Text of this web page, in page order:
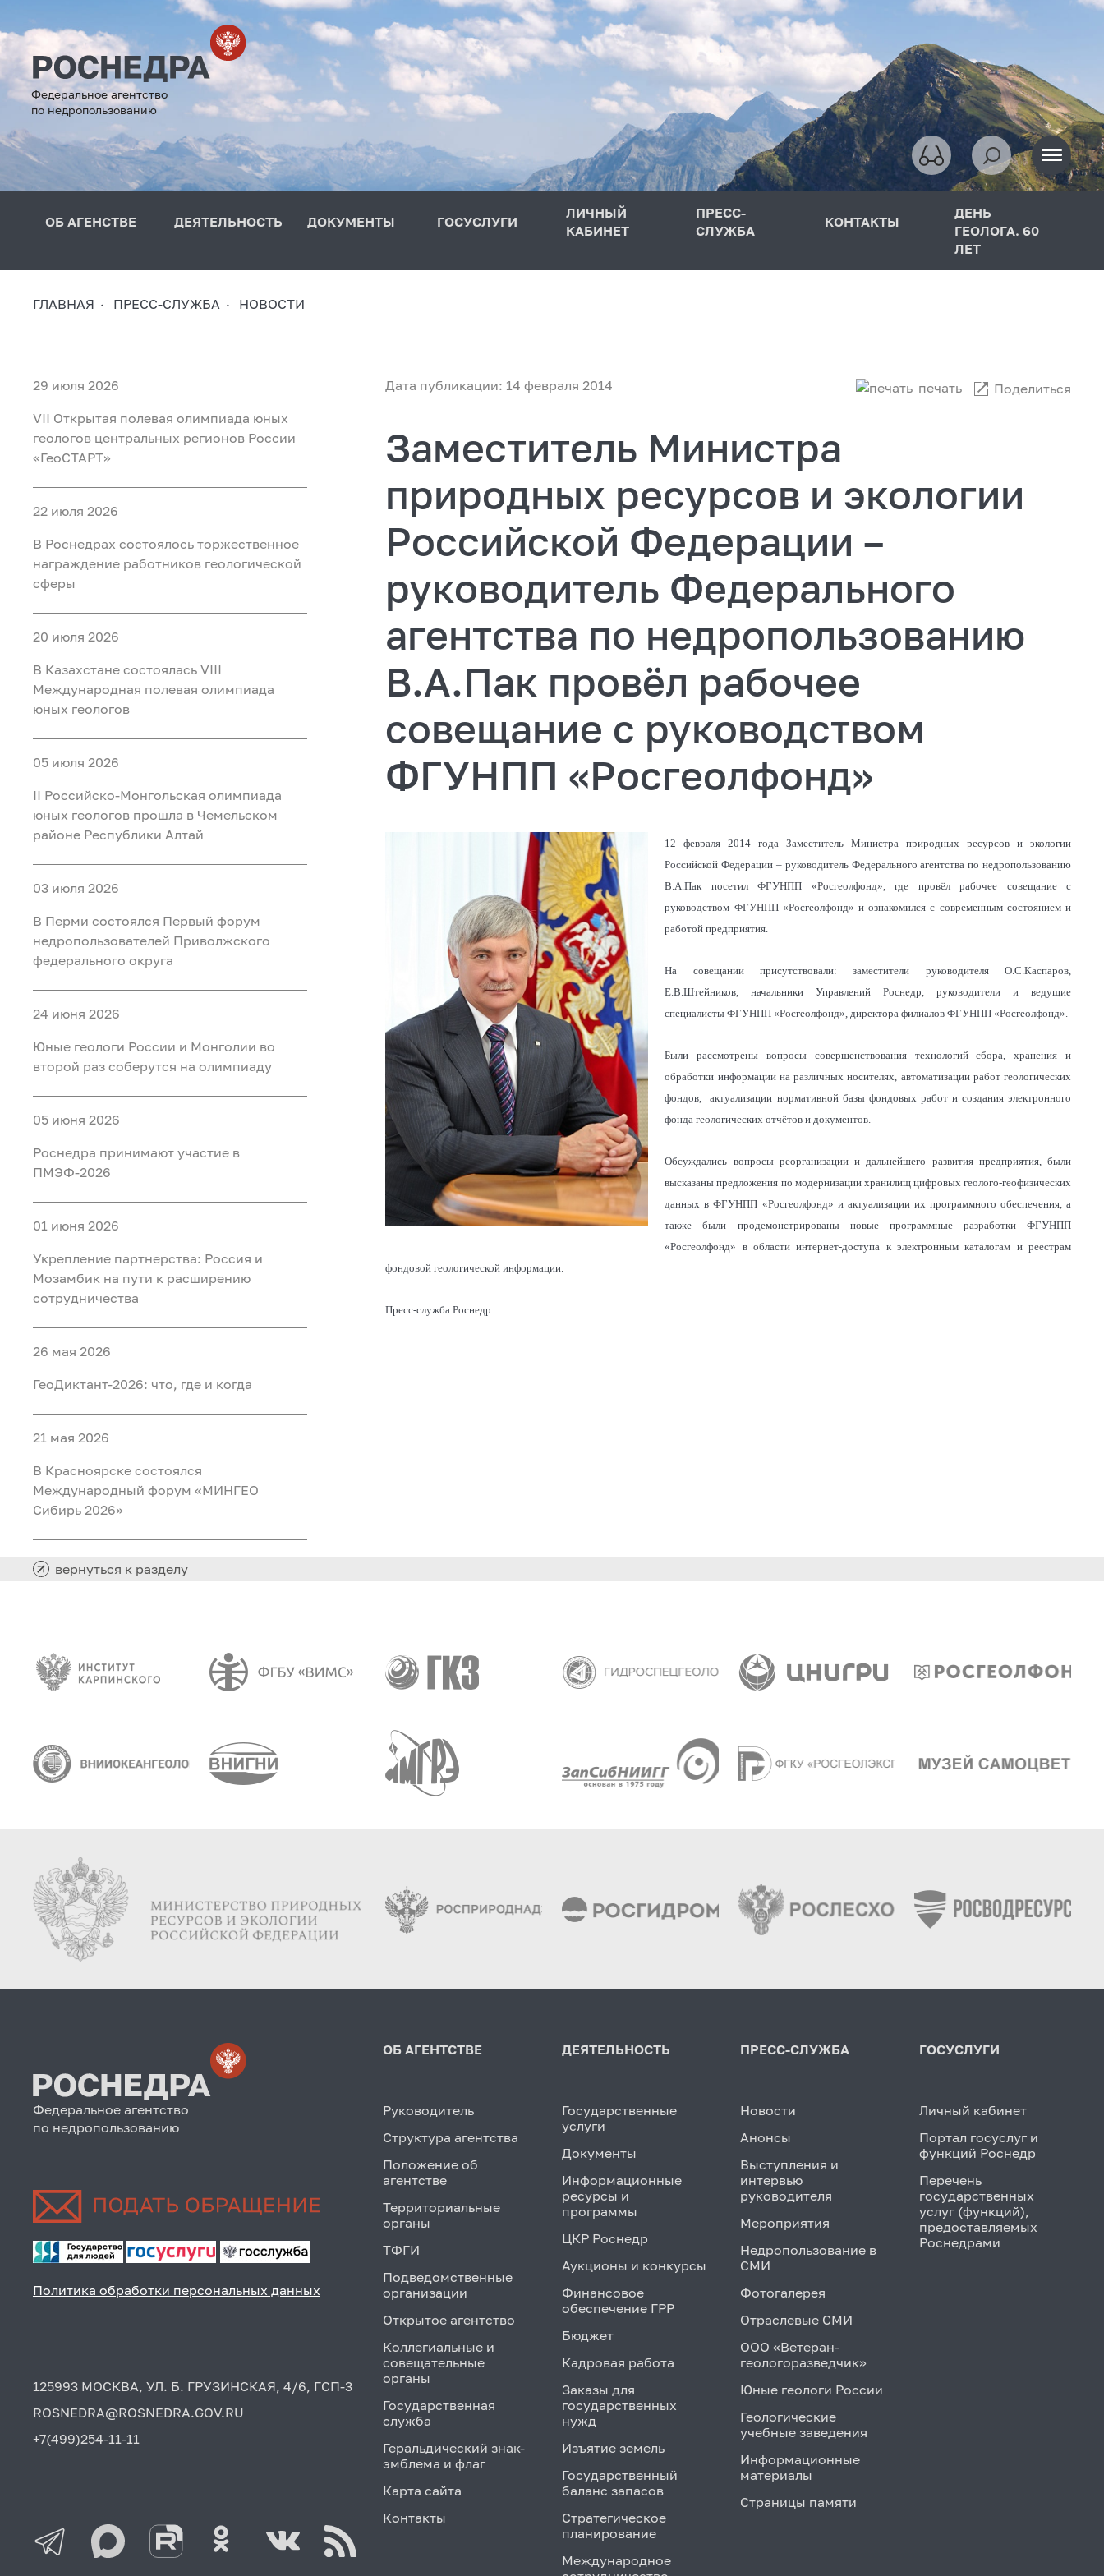
Федеральное агентство
по недропользованию
ОБ АГЕНСТВЕ ДЕЯТЕЛЬНОСТЬ ДОКУМЕНТЫ ГОСУСЛУГИ
ЛИЧНЫЙ
КАБИНЕТ
ПРЕСС-
СЛУЖБА
КОНТАКТЫ
ДЕНЬ
ГЕОЛОГА. 60
ЛЕТ
ГЛАВНАЯ ПРЕСС-СЛУЖБА НОВОСТИ
29 июля 2026
VII Открытая полевая олимпиада юных
геологов центральных регионов России
«ГеоСТАРТ»
22 июля 2026
В Роснедрах состоялось торжественное
награждение работников геологической
сферы
20 июля 2026
В Казахстане состоялась VIII
Международная полевая олимпиада
юных геологов
05 июля 2026
II Российско‑Монгольская олимпиада
юных геологов прошла в Чемельском
районе Республики Алтай
03 июля 2026
В Перми состоялся Первый форум
недропользователей Приволжского
федерального округа
24 июня 2026
Юные геологи России и Монголии во
второй раз соберутся на олимпиаду
05 июня 2026
Роснедра принимают участие в
ПМЭФ-2026
01 июня 2026
Укрепление партнерства: Россия и
Мозамбик на пути к расширению
сотрудничества
26 мая 2026
ГеоДиктант-2026: что, где и когда
21 мая 2026
В Красноярске состоялся
Международный форум «МИНГЕО
Сибирь 2026»
Дата публикации: 14 февраля 2014 печать Поделиться
Заместитель Министра
природных ресурсов и экологии
Российской Федерации –
руководитель Федерального
агентства по недропользованию
В.А.Пак провёл рабочее
совещание с руководством
ФГУНПП «Росгеолфонд»
12 февраля 2014 года Заместитель Министра природных ресурсов и экологии
Российской Федерации – руководитель Федерального агентства по недропользованию
В.А.Пак посетил ФГУНПП «Росгеолфонд», где провёл рабочее совещание с
руководством ФГУНПП «Росгеолфонд» и ознакомился с современным состоянием и
работой предприятия.
На совещании присутствовали: заместители руководителя О.С.Каспаров,
Е.В.Штейников, начальники Управлений Роснедр, руководители и ведущие
специалисты ФГУНПП «Росгеолфонд», директора филиалов ФГУНПП «Росгеолфонд».
Были рассмотрены вопросы совершенствования технологий сбора, хранения и
обработки информации на различных носителях, автоматизации работ геологических
фондов, актуализации нормативной базы фондовых работ и создания электронного
фонда геологических отчётов и документов.
Обсуждались вопросы реорганизации и дальнейшего развития предприятия, были
высказаны предложения по модернизации хранилищ цифровых геолого-геофизических
данных в ФГУНПП «Росгеолфонд» и актуализации их программного обеспечения, а
также были продемонстрированы новые программные разработки ФГУНПП
«Росгеолфонд» в области интернет-доступа к электронным каталогам и реестрам
фондовой геологической информации.
Пресс-служба Роснедр.
вернуться к разделу
Федеральное агентство
по недропользованию
Политика обработки персональных данных
125993 МОСКВА, УЛ. Б. ГРУЗИНСКАЯ, 4/6, ГСП-3
ROSNEDRA@ROSNEDRA.GOV.RU
+7(499)254-11-11
ОБ АГЕНТСТВЕ
Руководитель
Структура агентства
Положение об
агентстве
Территориальные
органы
ТФГИ
Подведомственные
организации
Открытое агентство
Коллегиальные и
совещательные
органы
Государственная
служба
Геральдический знак-
эмблема и флаг
Карта сайта
Контакты
ДЕЯТЕЛЬНОСТЬ
Государственные
услуги
Документы
Информационные
ресурсы и
программы
ЦКР Роснедр
Аукционы и конкурсы
Финансовое
обеспечение ГРР
Бюджет
Кадровая работа
Заказы для
государственных
нужд
Изъятие земель
Государственный
баланс запасов
Стратегическое
планирование
Международное
ПРЕСС-СЛУЖБА
Новости
Анонсы
Выступления и
интервью
руководителя
Мероприятия
Недропользование в
СМИ
Фотогалерея
Отраслевые СМИ
ООО «Ветеран-
геологоразведчик»
Юные геологи России
Геологические
учебные заведения
Информационные
материалы
Страницы памяти
ГОСУСЛУГИ
Личный кабинет
Портал госуслуг и
функций Роснедр
Перечень
государственных
услуг (функций),
предоставляемых
Роснедрами